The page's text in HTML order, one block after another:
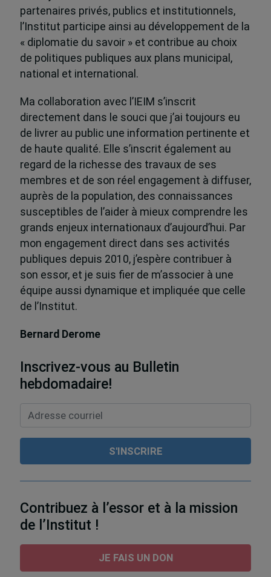
partenaires privés, publics et institutionnels,
l’Institut participe ainsi au développement de la
« diplomatie du savoir » et contribue au choix
de politiques publiques aux plans municipal,
national et international.
Ma collaboration avec l’IEIM s’inscrit
directement dans le souci que j’ai toujours eu
de livrer au public une information pertinente et
de haute qualité. Elle s’inscrit également au
regard de la richesse des travaux de ses
membres et de son réel engagement à diffuser,
auprès de la population, des connaissances
susceptibles de l’aider à mieux comprendre les
grands enjeux internationaux d’aujourd’hui. Par
mon engagement direct dans ses activités
publiques depuis 2010, j’espère contribuer à
son essor, et je suis fier de m’associer à une
équipe aussi dynamique et impliquée que celle
de l’Institut.
Bernard Derome
Inscrivez-vous au Bulletin
hebdomadaire!
Contribuez à l’essor et à la mission
de l’Institut !
JE FAIS UN DON